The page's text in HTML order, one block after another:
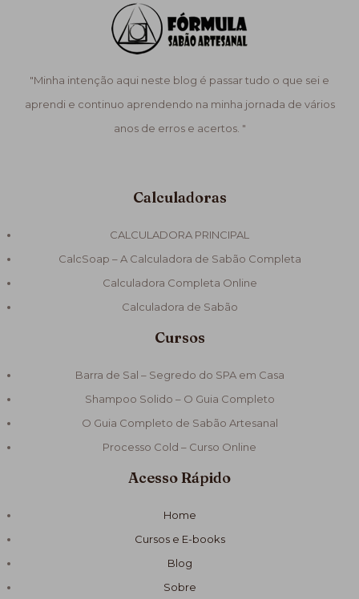
"Minha intenção aqui neste blog é passar tudo o que sei e
aprendi e continuo aprendendo na minha jornada de vários
anos de erros e acertos. "
Calculadoras
CALCULADORA PRINCIPAL
CalcSoap – A Calculadora de Sabão Completa
Calculadora Completa Online
Calculadora de Sabão
Cursos
Barra de Sal – Segredo do SPA em Casa
Shampoo Solido – O Guia Completo
O Guia Completo de Sabão Artesanal
Processo Cold – Curso Online
Acesso Rápido
Home
Cursos e E-books
Blog
Sobre